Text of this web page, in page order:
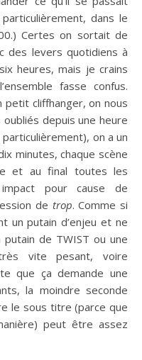
dans le
Certes on sortait de
des levers quotidiens à
heures, mais je crains
fasse confus.
petit cliffhanger, on nous
depuis une heure
on a un
minutes, chaque scène
et au final toutes les
pour cause de
de trop. Comme si
un putain d’enjeu et ne
de TWIST ou une
vite pesant, voire
que ça demande une
la moindre seconde
le sous titre (parce que
peut être assez